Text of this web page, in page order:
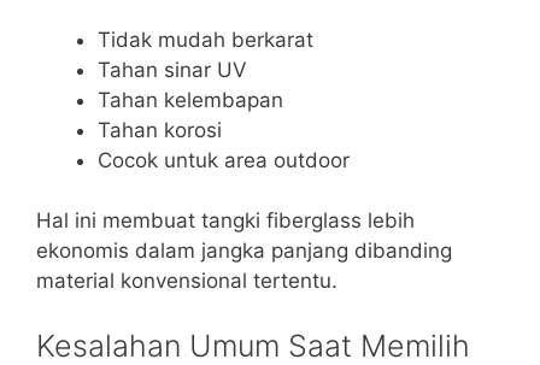
Tidak mudah berkarat
Tahan sinar UV
Tahan kelembapan
Tahan korosi
Cocok untuk area outdoor
Hal ini membuat tangki fiberglass lebih
ekonomis dalam jangka panjang dibanding
material konvensional tertentu.
Kesalahan Umum Saat Memilih